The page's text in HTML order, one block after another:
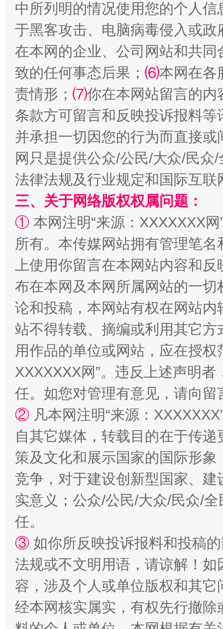
阿坝州三大球赛在茂县开幕 规模
国家大学科技园优化重塑工作
扯下公款旅游的“隐身衣” 如何以
“蜀中异人”王建安的艺术幻境
中所列明的情况使用您的个人
于黑客攻击、电脑病毒侵入或
在本网的企业、公司网站和共
致的任何事态后果； ⑹本网在各
责情形； ⑺你在本网站留言的内
条款方可留言和反映投诉报料
并承担一切因您的行为而直接
网只是提供公众/公民/大众/民
法律法规及行业规定和国际互
三、关于网络版权权属问题：
① 本网注明“来源：XXXXXXX
所有。本传媒网站拥有管理笔
上使用你留言在本网站内容和
布在本网及本网所属网站的一
论和投稿，本网站有权在网站
站不得转载、摘编或利用其它
用作品的单位或网站，应在授
XXXXXXX网”。违反上述声明
任。如您对管理有意见，请向
② 凡本网注明“来源：
自其它媒体，转载目的在于传
策及文化和展示国家的国际形
竞争，对于建设创新型国家、
实意义；公众/公民/大众/民众/
任。
③ 如你所反映投诉报料和投稿
法规或不文明用语，请谅解！
容，涉及个人或单位版权和其它
经本网核实属实，有权先行撤